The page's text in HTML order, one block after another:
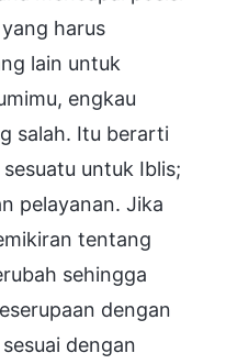
harus
lain untuk
engkau
salah. Itu berarti
untuk Iblis;
pelayanan. Jika
tentang
sehingga
dengan
dengan